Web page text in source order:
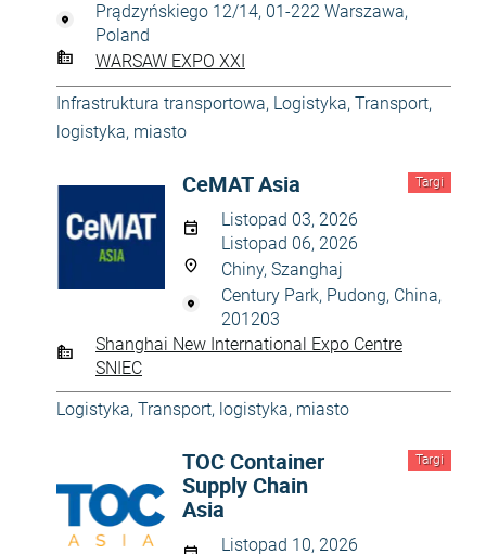
Prądzyńskiego 12/14, 01-222 Warszawa,
Poland
WARSAW EXPO XXI
Infrastruktura transportowa, Logistyka, Transport,
logistyka, miasto
Targi
CeMAT Asia
Listopad 03, 2026
Listopad 06, 2026
Chiny, Szanghaj
Century Park, Pudong, China,
201203
Shanghai New International Expo Centre
SNIEC
Logistyka, Transport, logistyka, miasto
Targi
TOC Container
Supply Chain
Asia
Listopad 10, 2026